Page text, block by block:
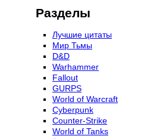
Разделы
Лучшие цитаты
Мир Тьмы
D&D
Warhammer
Fallout
GURPS
World of Warcraft
Сyberpunk
Counter-Strike
World of Tanks